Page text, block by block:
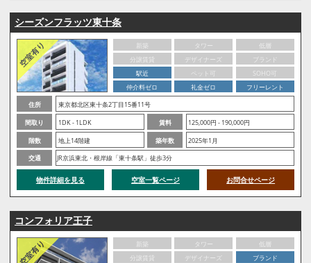
シーズンフラッツ東十条
新築 タワー
低層
分譲賃貸
デザイナーズ
ブランド
駅近
ペット可
SOHO可
仲介料ゼロ
礼金ゼロ
フリーレント
住所
東京都北区東十条2丁目15番11号
間取り
1DK - 1LDK 賃料
125,000円 - 190,000円
階数
地上14階建 築年数
2025年1月
交通
JR京浜東北・根岸線「東十条駅」徒歩3分
物件詳細を見る 空室一覧ページ お問合せページ
コンフォリア王子
新築 タワー
低層
分譲賃貸
デザイナーズ
ブランド